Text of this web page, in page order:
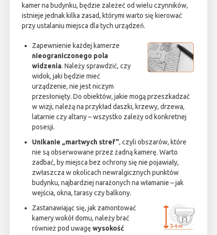
kamer na budynku, będzie zależeć od wielu czynników,
istnieje jednak kilka zasad, którymi warto się kierować
przy ustalaniu miejsca dla tych urządzeń.
Zapewnienie każdej kamerze
nieograniczonego pola
widzenia. Należy sprawdzić, czy
widok, jaki będzie mieć
urządzenie, nie jest niczym
przesłonięty. Do obiektów, jakie mogą przeszkadzać
w wizji, należą na przykład daszki, krzewy, drzewa,
latarnie czy altany – wszystko zależy od konkretnej
posesji.
Unikanie „martwych stref”, czyli obszarów, które
nie są obserwowane przez żadną kamerę. Warto
zadbać, by miejsca bez ochrony się nie pojawiały,
zwłaszcza w okolicach newralgicznych punktów
budynku, najbardziej narażonych na włamanie – jak
wejścia, okna, tarasy czy balkony.
Zastanawiając się, jak zamontować
kamery wokół domu, należy brać
również pod uwagę wysokość